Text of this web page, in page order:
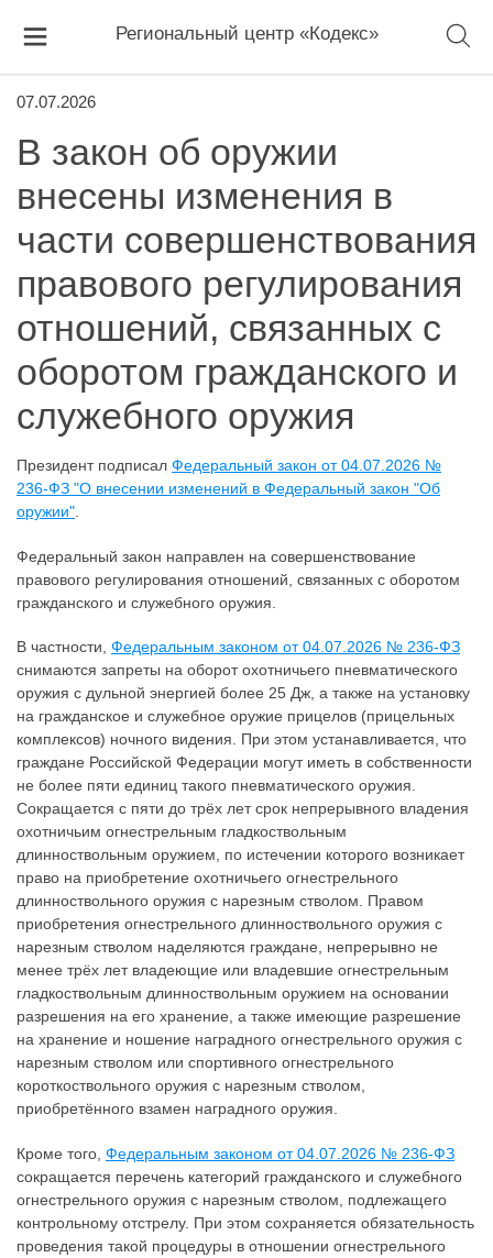
Региональный центр «Кодекс»
07.07.2026
В закон об оружии
внесены изменения в
части совершенствования
правового регулирования
отношений, связанных с
оборотом гражданского и
служебного оружия
Президент подписал Федеральный закон от 04.07.2026 №
236-ФЗ "О внесении изменений в Федеральный закон "Об
оружии"
Федеральный закон направлен на совершенствование
правового регулирования отношений, связанных с оборотом
гражданского и служебного оружия.
В частности, Федеральным законом от 04.07.2026 № 236-ФЗ
снимаются запреты на оборот охотничьего пневматического
оружия с дульной энергией более 25 Дж, а также на установку
на гражданское и служебное оружие прицелов (прицельных
комплексов) ночного видения. При этом устанавливается, что
граждане Российской Федерации могут иметь в собственности
не более пяти единиц такого пневматического оружия.
Сокращается с пяти до трёх лет срок непрерывного владения
охотничьим огнестрельным гладкоствольным
длинноствольным оружием, по истечении которого возникает
право на приобретение охотничьего огнестрельного
длинноствольного оружия с нарезным стволом. Правом
приобретения огнестрельного длинноствольного оружия с
нарезным стволом наделяются граждане, непрерывно не
менее трёх лет владеющие или владевшие огнестрельным
гладкоствольным длинноствольным оружием на основании
разрешения на его хранение, а также имеющие разрешение
на хранение и ношение наградного огнестрельного оружия с
нарезным стволом или спортивного огнестрельного
короткоствольного оружия с нарезным стволом,
приобретённого взамен наградного оружия.
Кроме того, Федеральным законом от 04.07.2026 № 236-ФЗ
сокращается перечень категорий гражданского и служебного
огнестрельного оружия с нарезным стволом, подлежащего
контрольному отстрелу. При этом сохраняется обязательность
проведения такой процедуры в отношении огнестрельного